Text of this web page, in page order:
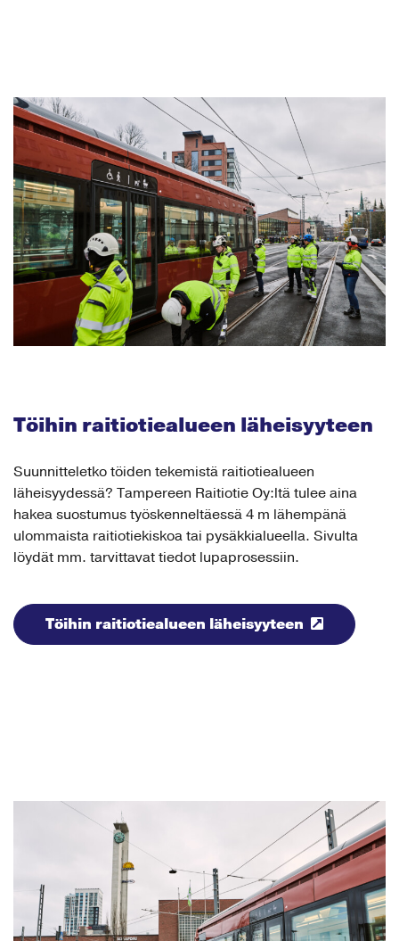
Töihin raitiotiealueen läheisyyteen
Suunnitteletko töiden tekemistä raitiotiealueen
läheisyydessä? Tampereen Raitiotie Oy:ltä tulee aina
hakea suostumus työskenneltäessä 4 m lähempänä
ulommaista raitiotiekiskoa tai pysäkkialueella. Sivulta
löydät mm. tarvittavat tiedot lupaprosessiin.
Töihin raitiotiealueen läheisyyteen